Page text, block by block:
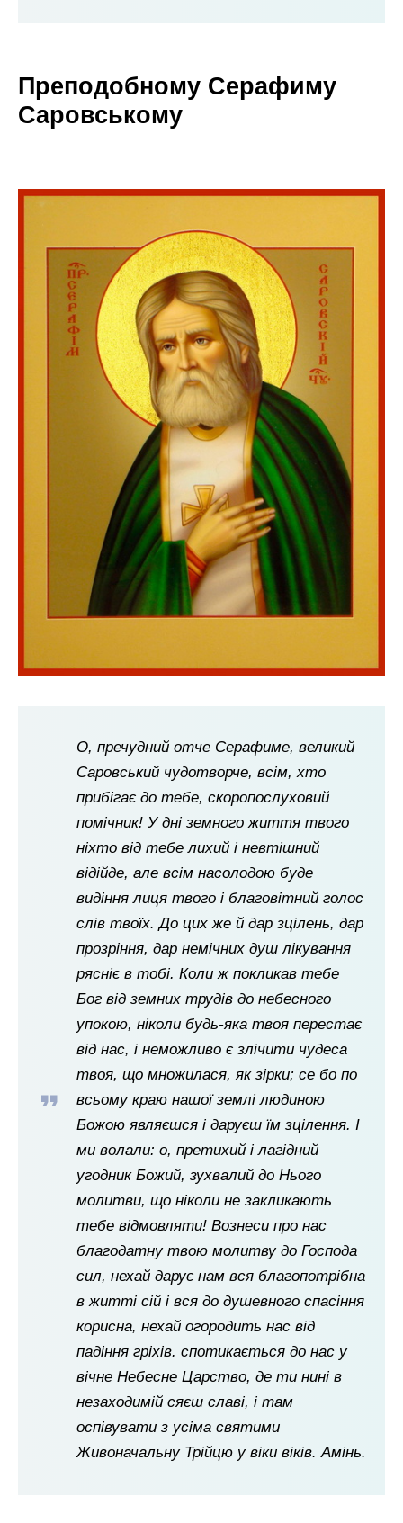
Преподобному Серафиму
Саровському
О, пречудний отче Серафиме, великий
Саровський чудотворче, всім, хто
прибігає до тебе, скоропослуховий
помічник! У дні земного життя твого
ніхто від тебе лихий і невтішний
відійде, але всім насолодою буде
видіння лиця твого і благовітний голос
слів твоїх. До цих же й дар зцілень, дар
прозріння, дар немічних душ лікування
рясніє в тобі. Коли ж покликав тебе
Бог від земних трудів до небесного
упокою, ніколи будь-яка твоя перестає
від нас, і неможливо є злічити чудеса
твоя, що множилася, як зірки; се бо по
всьому краю нашої землі людиною
Божою являєшся і даруєш їм зцілення. І
ми волали: о, претихий і лагідний
угодник Божий, зухвалий до Нього
молитви, що ніколи не закликають
тебе відмовляти! Вознеси про нас
благодатну твою молитву до Господа
сил, нехай дарує нам вся благопотрібна
в житті сій і вся до душевного спасіння
корисна, нехай огородить нас від
падіння гріхів. спотикається до нас у
вічне Небесне Царство, де ти нині в
незаходимій сяєш славі, і там
оспівувати з усіма святими
Живоначальну Трійцю у віки віків. Амінь.